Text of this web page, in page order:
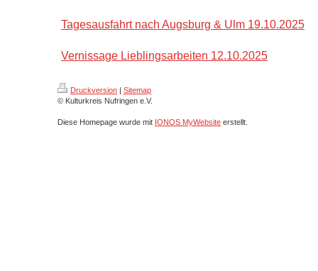
Tagesausfahrt nach Augsburg & Ulm 19.10.2025
Vernissage Lieblingsarbeiten 12.10.2025
Druckversion | Sitemap
© Kulturkreis Nufringen e.V.
Diese Homepage wurde mit IONOS MyWebsite erstellt.